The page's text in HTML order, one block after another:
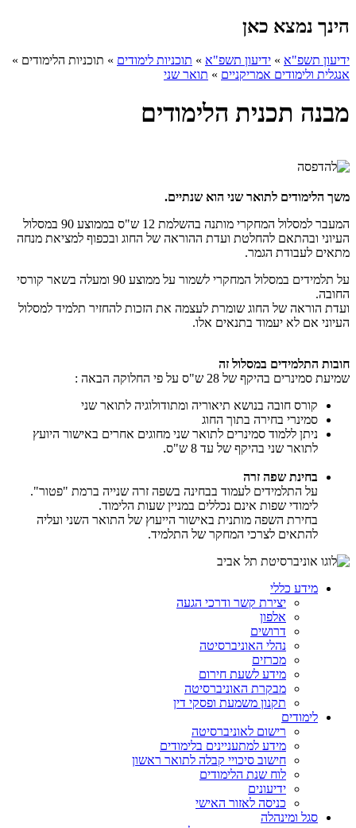
הינך נמצא כאן
ידיעון תשפ"א » ידיעון תשפ"א » תוכניות לימודים » תוכניות הלימודים »
אנגלית ולימודים אמריקניים » תואר שני
מבנה תכנית הלימודים
משך הלימודים לתואר שני הוא שנתיים.
המעבר למסלול המחקרי מותנה בהשלמת 12 ש"ס בממוצע 90 במסלול
העיוני ובהתאם להחלטת ועדת ההוראה של החוג ובכפוף למציאת מנחה
מתאים לעבודת הגמר.
על תלמידים במסלול המחקרי לשמור על ממוצע 90 ומעלה בשאר קורסי
החובה.
ועדת הוראה של החוג שומרת לעצמה את הזכות להחזיר תלמיד למסלול
העיוני אם לא יעמוד בתנאים אלו.
חובות התלמידים במסלול זה
שמיעת סמינרים בהיקף של 28 ש"ס על פי החלוקה הבאה :
קורס חובה בנושא תיאוריה ומתודולוגיה לתואר שני
סמינרי בחירה בתוך החוג
ניתן ללמוד סמינרים לתואר שני מחוגים אחרים באישור היועץ
לתואר שני בהיקף של עד 8 ש"ס.
בחינת שפה זרה
על התלמידים לעמוד בבחינה בשפה זרה שנייה ברמת "פטור".
לימודי שפות אינם נכללים במניין שעות הלימוד.
​בחירת השפה מותנית באישור הייעוץ של התואר השני ועליה
להתאים לצרכי המחקר של התלמיד.
מידע כללי
יצירת קשר ודרכי הגעה
אלפון
דרושים
נהלי האוניברסיטה
מכרזים
מידע לשעת חירום
מבקרת האוניברסיטה
תקנון משמעת ופסקי דין
לימודים
רישום לאוניברסיטה
מידע למתעניינים בלימודים
חישוב סיכויי קבלה לתואר ראשון
לוח שנת הלימודים
ידיעונים
כניסה לאזור האישי
סגל ומינהלה